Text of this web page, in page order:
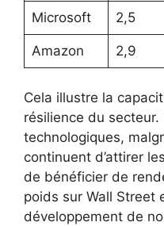
Microsoft 2,5
Amazon 2,9
Cela illustre la
résilience du secteur.
technologiques,
continuent d’attirer
de bénéficier de
poids sur Wall Street
développement de